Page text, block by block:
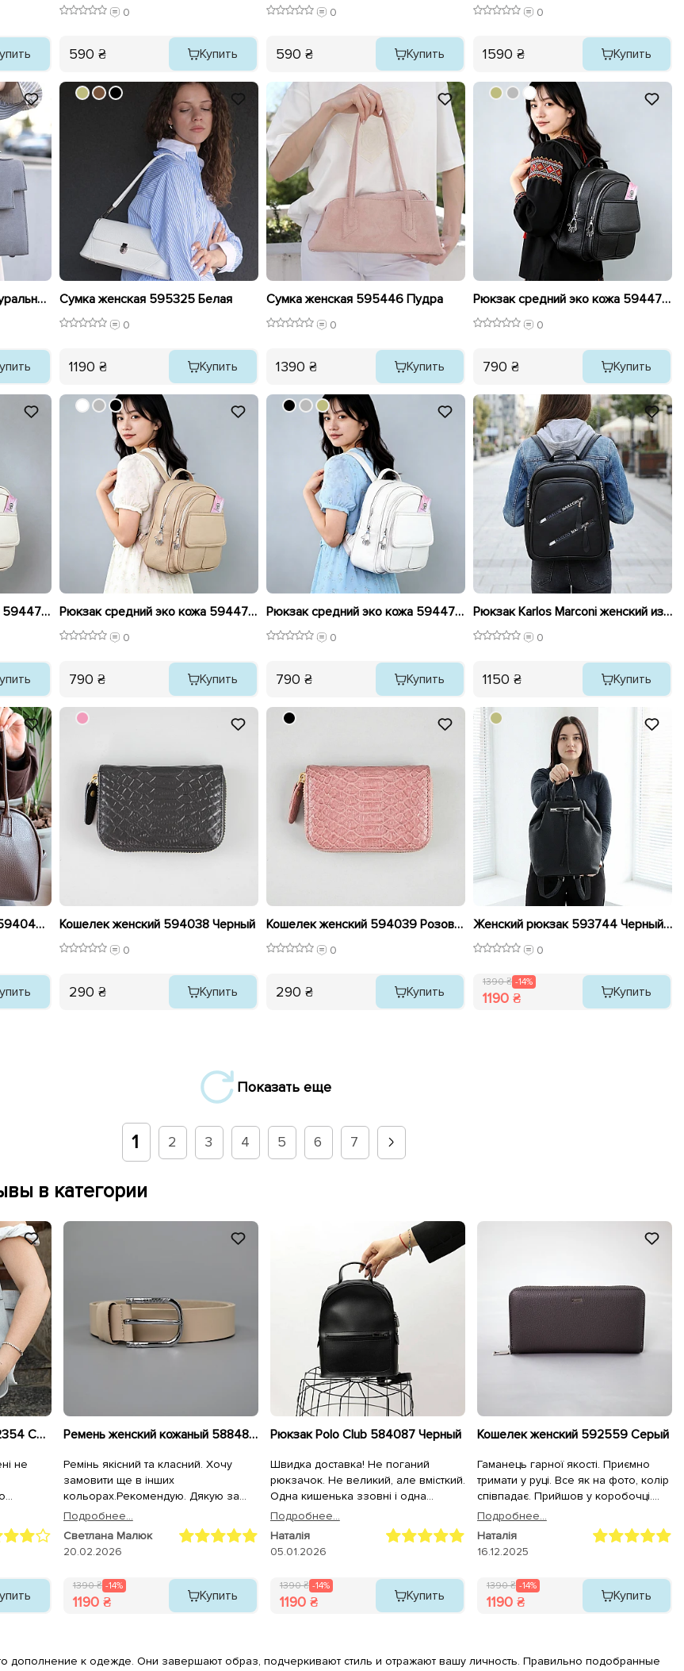
0
590 ₴ Купить
0
590 ₴ Купить
0
1590 ₴ Купить
Сумка со вставкой из натуральной замши 595447 Серая Сумка женская 595325 Белая
0
1190 ₴ Купить
Сумка женская 595446 Пудра
0
1390 ₴ Купить
Рюкзак средний эко кожа 594472 Черный
0
790 ₴ Купить
Рюкзак средний эко кожа 594473 Молочный Рюкзак средний эко кожа 594475 Бежевый
0
790 ₴ Купить
Рюкзак средний эко кожа 594474 Белый
0
790 ₴ Купить
Рюкзак Karlos Marconi женский из экокожи средний 590050 Черный
0
1150 ₴ Купить
Сумка женская кожа эко 594045 Коричневая Кошелек женский 594038 Черный
0
290 ₴ Купить
Кошелек женский 594039 Розовый
0
290 ₴ Купить
Женский рюкзак 593744 Черный распродажа
0
1390 ₴ -14%
1190 ₴ Купить
Показать еще
1 2 3 4 5 6 7
в категории
Сумка женская замш 592354 Серая
не
Коли
то
Ремень женский кожаный 588480 Бежевый
Ремінь якісний та класний. Хочу
замовити ще в інших
кольорах.Рекомендую. Дякую за
чудовий товар.
Подробнее...
Светлана Малюк
20.02.2026
1390 ₴ -14%
1190 ₴ Купить
Рюкзак Polo Club 584087 Черный
Швидка доставка! Не поганий
рюкзачок. Не великий, але вмісткий.
Одна кишенька ззовні і одна
потаємна в загально відділенні. Те,
що немає підкладки ніяк не впливає
на якість. Достатньо охайно
зроблений.
Подробнее...
Наталія
05.01.2026
1390 ₴ -14%
1190 ₴ Купить
Кошелек женский 592559 Серый
Гаманець гарної якості. Приємно
тримати у руці. Все як на фото, колір
співпадає. Прийшов у коробочці.
Дуже швидка відправка.
Подробнее...
Наталія
16.12.2025
1390 ₴ -14%
1190 ₴ Купить
дополнение к одежде. Они завершают образ, подчеркивают стиль и отражают вашу личность. Правильно подобранные